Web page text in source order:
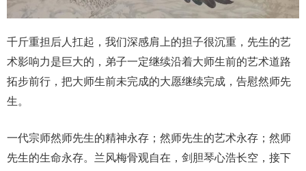
千斤重担后人扛起，我们深感肩上的担子很沉重，先生的艺
术影响力是巨大的，弟子一定继续沿着大师生前的艺术道路
拓步前行，把大师生前未完成的大愿继续完成，告慰然师先
生。
一代宗师然师先生的精神永存；然师先生的艺术永存；然师
先生的生命永存。兰风梅骨观自在，剑胆琴心浩长空，接下